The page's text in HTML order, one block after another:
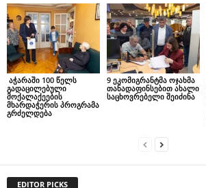
აჭარაში 100 წელს
გადაცილებული
მოქალაქეების
მხარდაჭერის პროგრამა
გრძელდება
9 ეკომიგრანტმა ოჯახმა
თანადაფინსებით ახალი
საცხოვრებელი შეიძინა
EDITOR PICKS